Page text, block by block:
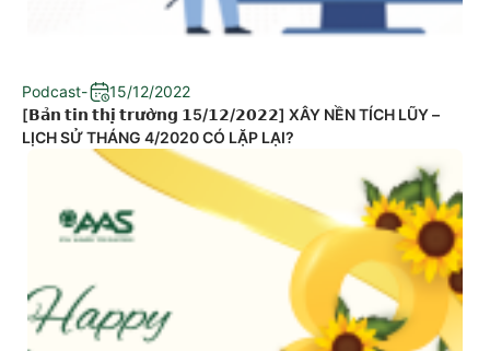
Podcast-
15/12/2022
[𝗕𝗮̉𝗻 𝘁𝗶𝗻 𝘁𝗵𝗶̣ 𝘁𝗿𝘂̛𝗼̛̀𝗻𝗴 𝟭5/𝟭𝟮/𝟮𝟬𝟮𝟮] XÂY NỀN TÍCH LŨY –
LỊCH SỬ THÁNG 4/2020 CÓ LẶP LẠI?